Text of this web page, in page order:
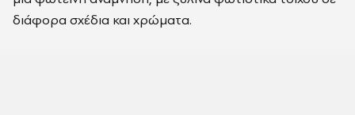
διάφορα σχέδια και χρώματα.